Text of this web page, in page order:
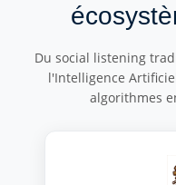
Du social listening
l'Intelligence
algorithmes